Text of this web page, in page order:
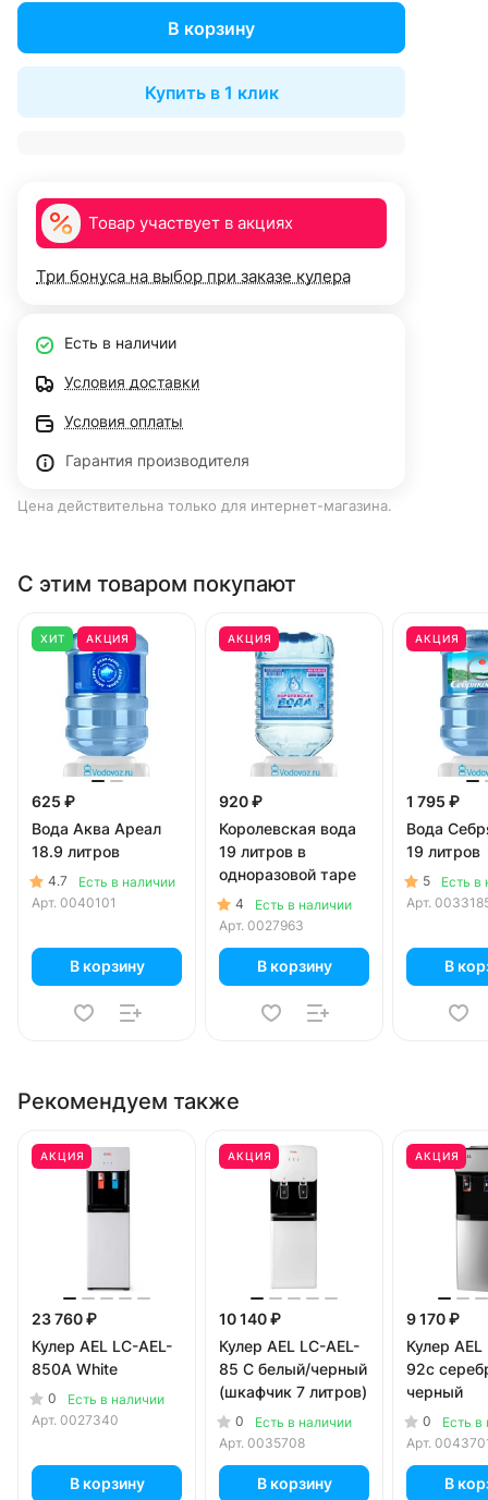
В корзину
Купить в 1 клик
Товар участвует в акциях
Три бонуса на выбор при заказе кулера
Есть в наличии
Условия доставки
Условия оплаты
Гарантия производителя
Цена действительна только для интернет-магазина.
С этим товаром покупают
ХИТ АКЦИЯ
625 ₽
Вода Аква Ареал
18.9 литров
4.7
Есть в наличии
Арт. 0040101
В корзину
АКЦИЯ
920 ₽
Королевская вода
19 литров в
одноразовой таре
4
Есть в наличии
Арт. 0027963
В корзину
АКЦИЯ
1 795 ₽
Вода
19 литров
5
Есть в
Арт.
В
Рекомендуем также
АКЦИЯ
23 760 ₽
Кулер AEL LC-AEL-
850A White
0
Есть в наличии
Арт. 0027340
В корзину
АКЦИЯ
10 140 ₽
Кулер AEL LС-AEL-
85 C белый/черный
(шкафчик 7 литров)
0
Есть в наличии
Арт. 0035708
В корзину
АКЦИЯ
9 170 ₽
Кулер AEL
92c
черный
0
Есть в
Арт.
В